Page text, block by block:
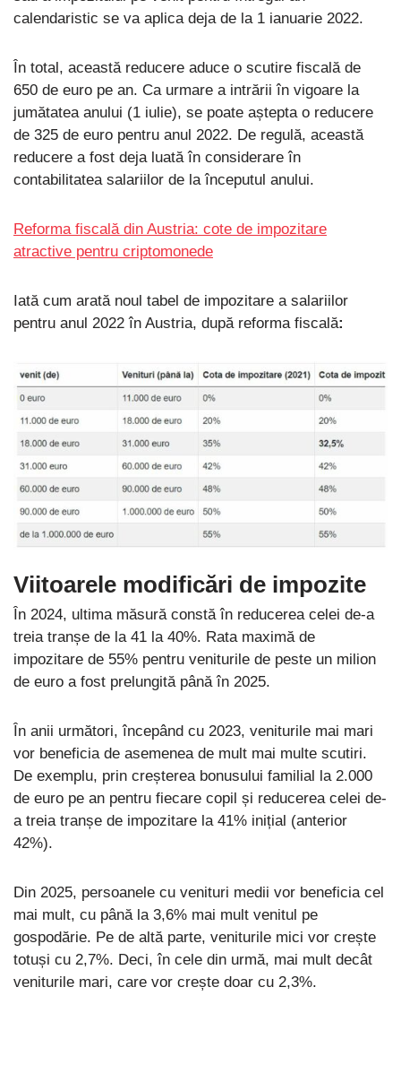
calendaristic se va aplica deja de la 1 ianuarie 2022.
În total, această reducere aduce o scutire fiscală de
650 de euro pe an. Ca urmare a intrării în vigoare la
jumătatea anului (1 iulie), se poate aștepta o reducere
de 325 de euro pentru anul 2022. De regulă, această
reducere a fost deja luată în considerare în
contabilitatea salariilor de la începutul anului.
Reforma fiscală din Austria: cote de impozitare
atractive pentru criptomonede
Iată cum arată noul tabel de impozitare a salariilor
pentru anul 2022 în Austria, după reforma fiscală:
Viitoarele modificări de impozite
În 2024, ultima măsură constă în reducerea celei de-a
treia tranșe de la 41 la 40%. Rata maximă de
impozitare de 55% pentru veniturile de peste un milion
de euro a fost prelungită până în 2025.
În anii următori, începând cu 2023, veniturile mai mari
vor beneficia de asemenea de mult mai multe scutiri.
De exemplu, prin creșterea bonusului familial la 2.000
de euro pe an pentru fiecare copil și reducerea celei de-
a treia tranșe de impozitare la 41% inițial (anterior
42%).
Din 2025, persoanele cu venituri medii vor beneficia cel
mai mult, cu până la 3,6% mai mult venitul pe
gospodărie. Pe de altă parte, veniturile mici vor crește
totuși cu 2,7%. Deci, în cele din urmă, mai mult decât
veniturile mari, care vor crește doar cu 2,3%.